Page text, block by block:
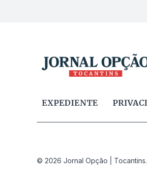
EXPEDIENTE
© 2026 Jornal Opção |